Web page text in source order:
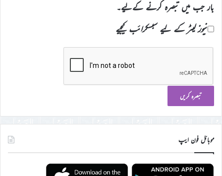
بار جب میں تبصرہ کرنے کےلیے۔
نیوز لیٹر کے لیے سبسکرائب کیجیے
موبائل فون ایپ